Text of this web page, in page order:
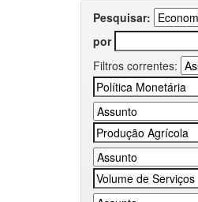
Pesquisar:
por
Filtros correntes: